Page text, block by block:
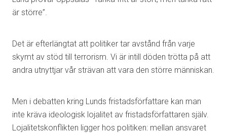
är större”.
Det är efterlängtat att politiker tar avstånd från varje
skymt av stöd till terrorism. Vi är intill döden trötta på att
andra utnyttjar vår strävan att vara den större människan.
Men i debatten kring Lunds fristadsförfattare kan man
inte kräva ideologisk lojalitet av fristadsförfattaren själv.
Lojalitetskonflikten ligger hos politiken: mellan ansvaret